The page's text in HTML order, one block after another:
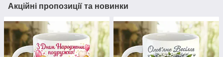
Акційні пропозиції та новинки